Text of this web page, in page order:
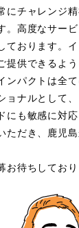
にチャレンジ
。高度なサー
ております。
提供できるよ
ンパクトは全
ョナルとして
にも敏感に対
ただき、鹿児
お待ちしてお